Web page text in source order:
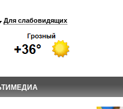
Для слабовидящих